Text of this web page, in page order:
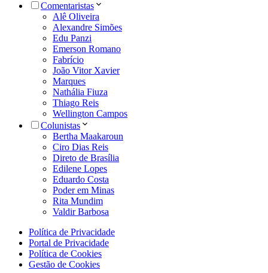
Comentaristas
Alê Oliveira
Alexandre Simões
Edu Panzi
Emerson Romano
Fabrício
João Vitor Xavier
Marques
Nathália Fiuza
Thiago Reis
Wellington Campos
Colunistas
Bertha Maakaroun
Ciro Dias Reis
Direto de Brasília
Edilene Lopes
Eduardo Costa
Poder em Minas
Rita Mundim
Valdir Barbosa
Política de Privacidade
Portal de Privacidade
Política de Cookies
Gestão de Cookies